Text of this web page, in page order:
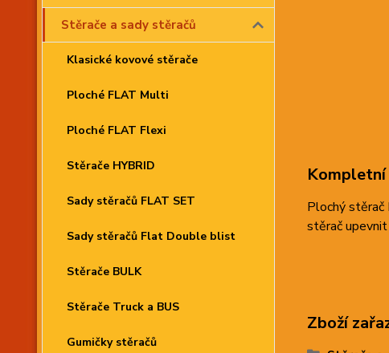
Stěrače a sady stěračů
Klasické kovové stěrače
Ploché FLAT Multi
Ploché FLAT Flexi
Stěrače HYBRID
Sady stěračů FLAT SET
Sady stěračů Flat Double blist
Stěrače BULK
Stěrače Truck a BUS
Gumičky stěračů
Plochý stěrač
stěrač
Zboží